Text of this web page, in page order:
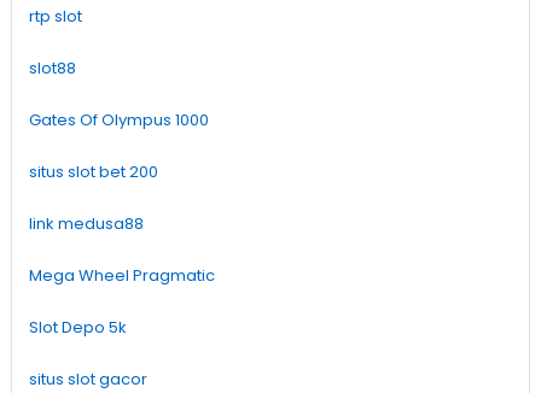
rtp slot
slot88
Gates Of Olympus 1000
situs slot bet 200
link medusa88
Mega Wheel Pragmatic
Slot Depo 5k
situs slot gacor